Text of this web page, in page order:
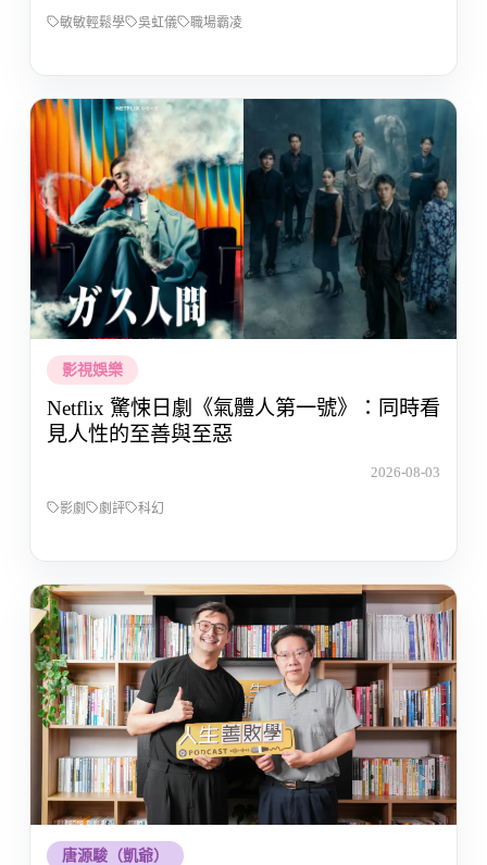
敏敏輕鬆學 吳虹儀 職場霸凌
影視娛樂
Netflix 驚悚日劇《氣體人第一號》：同時看
見人性的至善與至惡
2026-08-03
影劇 劇評 科幻
唐源駿（凱爺）